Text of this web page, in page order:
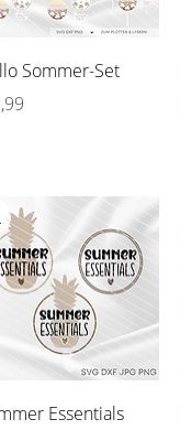
Schnellansicht
Sommer-Set
Schnellansicht
Essentials